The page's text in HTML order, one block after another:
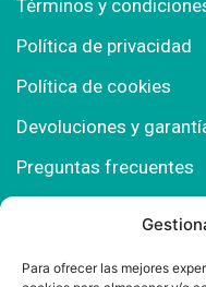
Para ofrecer las mejores
Términos y
Política de privacidad
Política de cookies
Devoluciones y
Preguntas frecuentes